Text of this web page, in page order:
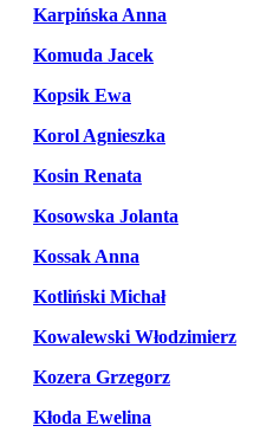
Karpińska Anna
Komuda Jacek
Kopsik Ewa
Korol Agnieszka
Kosin Renata
Kosowska Jolanta
Kossak Anna
Kotliński Michał
Kowalewski Włodzimierz
Kozera Grzegorz
Kłoda Ewelina